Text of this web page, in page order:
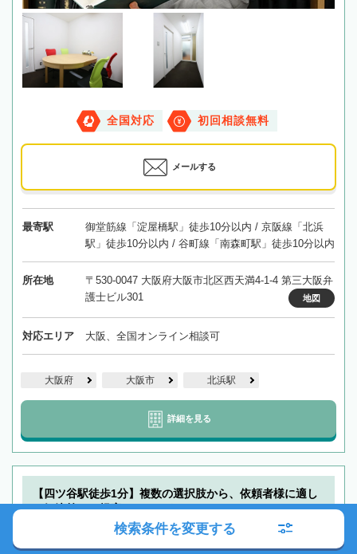
全国対応 初回相談無料
メールする
最寄駅
御堂筋線「淀屋橋駅」徒歩10分以内 / 京阪線「北浜
駅」徒歩10分以内 / 谷町線「南森町駅」徒歩10分以内
所在地
〒530-0047 大阪府大阪市北区西天満4-1-4 第三大阪弁
護士ビル301
地図
対応エリア 大阪、全国オンライン相談可
大阪府 大阪市 北浜駅
詳細を見る
【四ツ谷駅徒歩1分】複数の選択肢から、依頼者様に適し
た解決策をご提案いたします
検索条件を変更する